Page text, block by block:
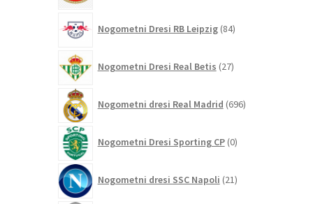
Nogometni Dresi RB Leipzig 84izdelkov
Nogometni Dresi Real Betis 27izdelkov
Nogometni dresi Real Madrid 696izdelkov
Nogometni Dresi Sporting CP 0izdelkov
Nogometni dresi SSC Napoli 21izdelkov